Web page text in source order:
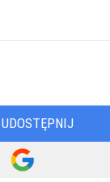
UDOSTĘPNIJ